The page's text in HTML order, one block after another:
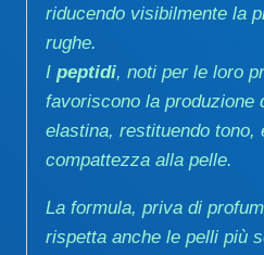
riducendo visibilmente la
rughe.
I peptidi, noti per le loro
favoriscono la produzione
elastina, restituendo tono,
compattezza alla pelle.
La formula, priva di
rispetta anche le pelli più